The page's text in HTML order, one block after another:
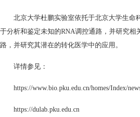
北京大学杜鹏实验室依托于北京大学生命
于分析和鉴定未知的RNA调控通路，并研究
路，并研究其潜在的转化医学中的应用。
详情参见：
https://www.bio.pku.edu.cn/homes/Index/
https://dulab.pku.edu.cn